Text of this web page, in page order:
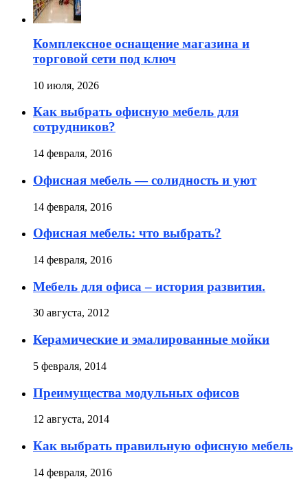
Комплексное оснащение магазина и
торговой сети под ключ
10 июля, 2026
Как выбрать офисную мебель для
сотрудников?
14 февраля, 2016
Офисная мебель — солидность и уют
14 февраля, 2016
Офисная мебель: что выбрать?
14 февраля, 2016
Мебель для офиса – история развития.
30 августа, 2012
Керамические и эмалированные мойки
5 февраля, 2014
Преимущества модульных офисов
12 августа, 2014
Как выбрать правильную офисную мебель
14 февраля, 2016